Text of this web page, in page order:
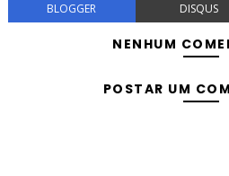
BLOGGER DISQUS
NENHUM
POSTAR UM